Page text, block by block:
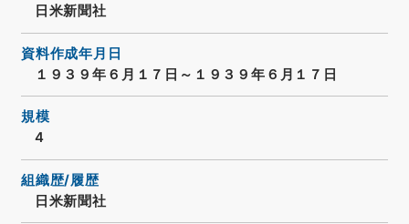
日米新聞社
資料作成年月日
１９３９年６月１７日～１９３９年６月１７日
規模
4
組織歴/履歴
日米新聞社